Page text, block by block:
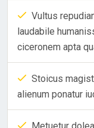
Vultus
laudabile
ciceronem apta
Stoicus
alienum ponatur